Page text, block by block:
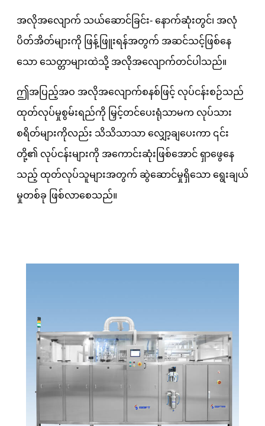
အလိုအလျောက် သယ်ဆောင်ခြင်း- နောက်ဆုံးတွင်၊ အလုံ
ပိတ်အိတ်များကို ဖြန့်ဖြူးရန်အတွက် အဆင်သင့်ဖြစ်နေ
သော သေတ္တာများထဲသို့ အလိုအလျောက်တင်ပါသည်။
ဤအပြည့်အဝ အလိုအလျောက်စနစ်ဖြင့် လုပ်ငန်းစဉ်သည်
ထုတ်လုပ်မှုစွမ်းရည်ကို မြှင့်တင်ပေးရုံသာမက လုပ်သား
စရိတ်များကိုလည်း သိသိသာသာ လျှော့ချပေးကာ ၎င်း
တို့၏ လုပ်ငန်းများကို အကောင်းဆုံးဖြစ်အောင် ရှာဖွေနေ
သည့် ထုတ်လုပ်သူများအတွက် ဆွဲဆောင်မှုရှိသော ရွေးချယ်
မှုတစ်ခု ဖြစ်လာစေသည်။